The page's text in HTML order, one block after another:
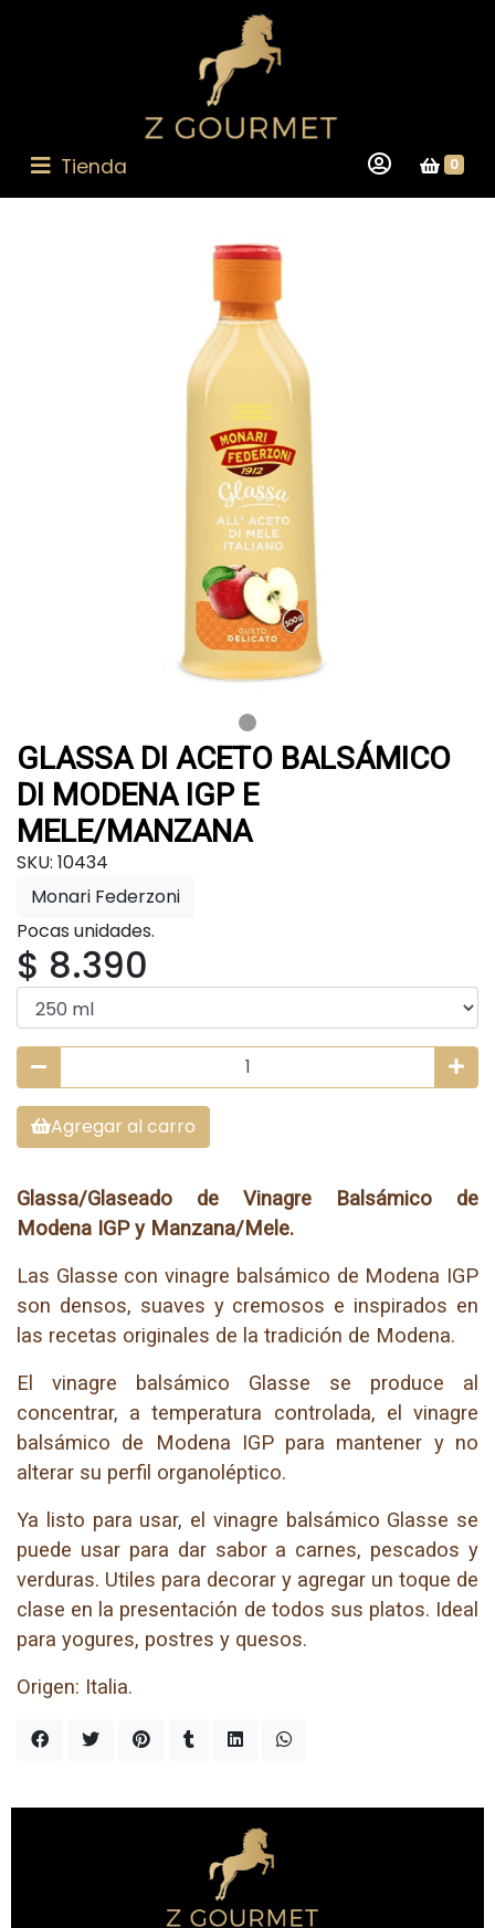
Tienda 0
GLASSA DI ACETO BALSÁMICO
DI MODENA IGP E
MELE/MANZANA
SKU: 10434
Monari Federzoni
Pocas unidades.
$ 8.390
Agregar al carro
Glassa/Glaseado de Vinagre Balsámico de
Modena IGP y Manzana/Mele.
Las Glasse con vinagre balsámico de Modena IGP
son densos, suaves y cremosos e inspirados en
las recetas originales de la tradición de Modena.
El vinagre balsámico Glasse se produce al
concentrar, a temperatura controlada, el vinagre
balsámico de Modena IGP para mantener y no
alterar su perfil organoléptico.
Ya listo para usar, el vinagre balsámico Glasse se
puede usar para dar sabor a carnes, pescados y
verduras. Utiles para decorar y agregar un toque de
clase en la presentación de todos sus platos. Ideal
para yogures, postres y quesos.
Origen: Italia.